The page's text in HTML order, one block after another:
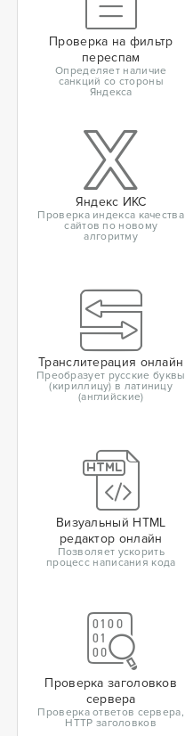
Проверка на фильтр
переспам
Определяет наличие
санкций со стороны
Яндекса
Яндекс ИКС
Проверка индекса качества
сайтов по новому
алгоритму
Транслитерация онлайн
Преобразует русские буквы
(кириллицу) в латиницу
(английские)
Визуальный HTML
редактор онлайн
Позволяет ускорить
процесс написания кода
Проверка заголовков
сервера
Проверка ответов сервера,
HTTP заголовков